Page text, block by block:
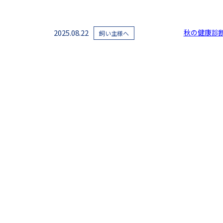
2025.08.22 飼い主様へ 秋の健康診